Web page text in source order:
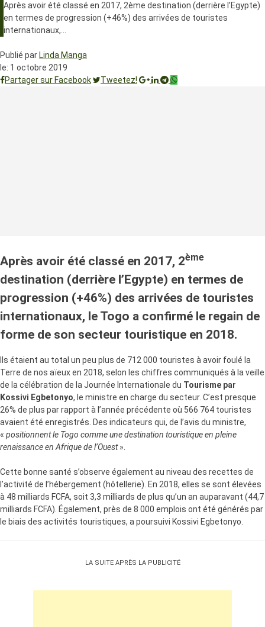
Après avoir été classé en 2017, 2ème destination (derrière l’Egypte)
en termes de progression (+46%) des arrivées de touristes
internationaux,…
Publié par Linda Manga
le: 1 octobre 2019
Partager sur Facebook
Tweetez!
Après avoir été classé en 2017, 2ème
destination (derrière l’Egypte) en termes de
progression (+46%) des arrivées de touristes
internationaux, le Togo a confirmé le regain de
forme de son secteur touristique en 2018.
Ils étaient au total un peu plus de 712 000 touristes à avoir foulé la
Terre de nos aïeux en 2018, selon les chiffres communiqués à la veille
de la célébration de la Journée Internationale du Tourisme par
Kossivi Egbetonyo, le ministre en charge du secteur. C’est presque
26% de plus par rapport à l’année précédente où 566 764 touristes
avaient été enregistrés. Des indicateurs qui, de l’avis du ministre,
« positionnent le Togo comme une destination touristique en pleine
renaissance en Afrique de l’Ouest».
Cette bonne santé s’observe également au niveau des recettes de
l’activité de l’hébergement (hôtellerie). En 2018, elles se sont élevées
à 48 milliards FCFA, soit 3,3 milliards de plus qu’un an auparavant (44,7
milliards FCFA). Également, près de 8 000 emplois ont été générés par
le biais des activités touristiques, a poursuivi Kossivi Egbetonyo.
LA SUITE APRÈS LA PUBLICITÉ